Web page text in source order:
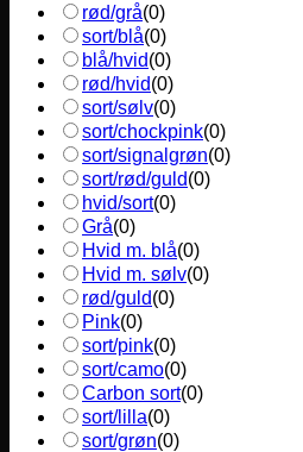
rød/grå(0)
sort/blå(0)
blå/hvid(0)
rød/hvid(0)
sort/sølv(0)
sort/chockpink(0)
sort/signalgrøn(0)
sort/rød/guld(0)
hvid/sort(0)
Grå(0)
Hvid m. blå(0)
Hvid m. sølv(0)
rød/guld(0)
Pink(0)
sort/pink(0)
sort/camo(0)
Carbon sort(0)
sort/lilla(0)
sort/grøn(0)